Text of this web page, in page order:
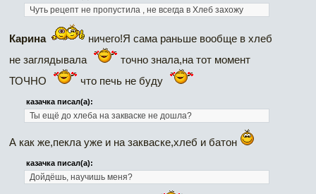
Чуть рецепт не пропустила , не всегда в Хлеб захожу
Карина
ничего!Я сама раньше вообще в хлеб
не заглядывала
точно знала,на тот момент
ТОЧНО
что печь не буду
казачка писал(а):
Ты ещё до хлеба на закваске не дошла?
А как же,пекла уже и на закваске,хлеб и батон
казачка писал(а):
Дойдёшь, научишь меня?